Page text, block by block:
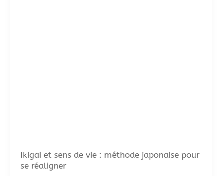
Ikigai et sens de vie : méthode japonaise pour
se réaligner